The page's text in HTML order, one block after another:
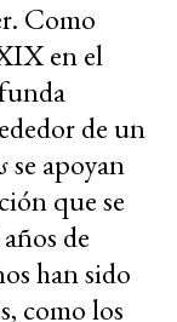
Como
en el
de un
se apoyan
que se
de
han sido
como los